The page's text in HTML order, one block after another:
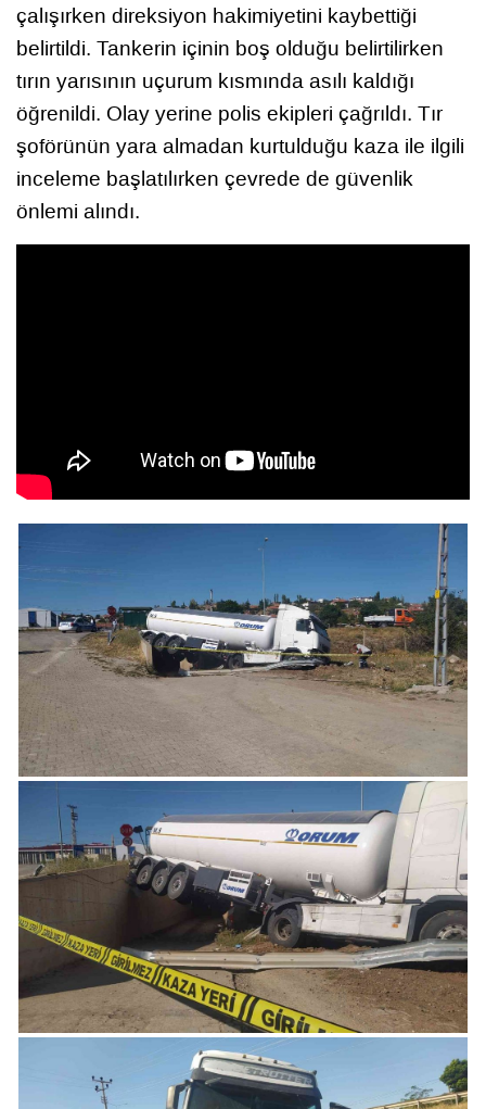
çalışırken direksiyon hakimiyetini kaybettiği
belirtildi. Tankerin içinin boş olduğu belirtilirken
tırın yarısının uçurum kısmında asılı kaldığı
öğrenildi. Olay yerine polis ekipleri çağrıldı. Tır
şoförünün yara almadan kurtulduğu kaza ile ilgili
inceleme başlatılırken çevrede de güvenlik
önlemi alındı.